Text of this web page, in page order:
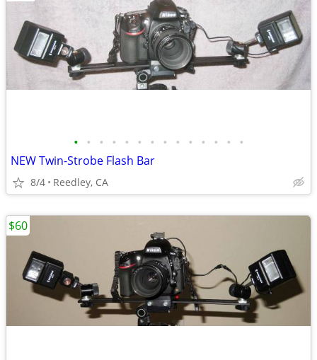
• • • • • • • • • • • • • •
NEW Twin-Strobe Flash Bar
8/4 Reedley, CA
$60